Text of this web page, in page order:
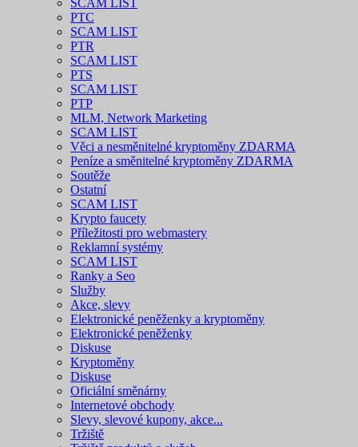
SCAM LIST
PTC
SCAM LIST
PTR
SCAM LIST
PTS
SCAM LIST
PTP
MLM, Network Marketing
SCAM LIST
Věci a nesměnitelné kryptoměny ZDARMA
Peníze a směnitelné kryptoměny ZDARMA
Soutěže
Ostatní
SCAM LIST
Krypto faucety
Příležitosti pro webmastery
Reklamní systémy
SCAM LIST
Ranky a Seo
Služby
Akce, slevy
Elektronické peněženky a kryptoměny
Elektronické peněženky
Diskuse
Kryptoměny
Diskuse
Oficiální směnárny
Internetové obchody
Slevy, slevové kupony, akce...
Tržiště